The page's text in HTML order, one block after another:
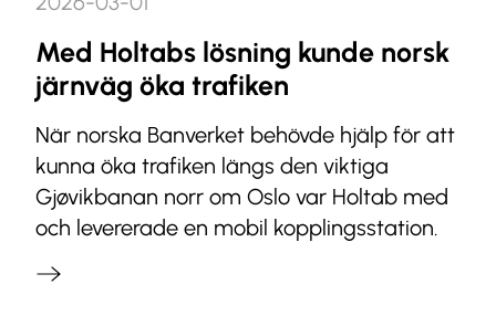
Med Holtabs lösning kunde norsk
järnväg öka trafiken
När norska Banverket behövde hjälp för att
kunna öka trafiken längs den viktiga
Gjøvikbanan norr om Oslo var Holtab med
och levererade en mobil kopplingsstation.